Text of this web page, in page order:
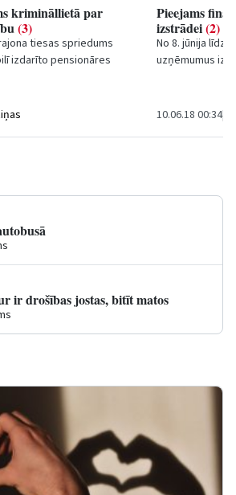
krimināllietā par
(3)
tiesas spriedums
izdarīto pensionāres
Pieejams
izstrādei(2)
No 8. jūnija līdz
uzņēmumus
10.06.18 00:34|
ir drošības jostas, bitīt matos